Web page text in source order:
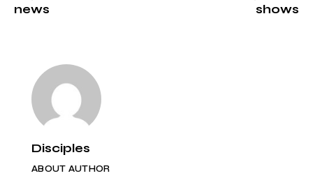
news
shows
Disciples
ABOUT AUTHOR